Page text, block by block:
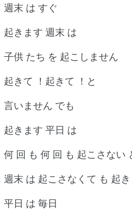
週末 は すぐ
起きます 週末 は
子供 たち を 起こしません
起きて ！起きて ！と
言いません でも
起きます 平日 は
何 回 も 何 回 も 起こさない
週末 は 起こさなくて も 起
平日 は 毎日